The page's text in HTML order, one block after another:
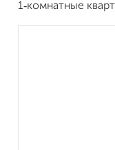
1‑комнатные